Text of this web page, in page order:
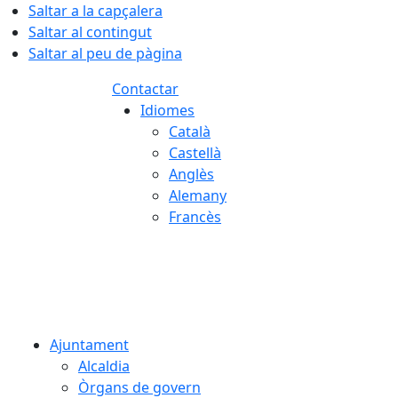
Saltar a la capçalera
Saltar al contingut
Saltar al peu de pàgina
Contactar
Idiomes
Català
Castellà
Anglès
Alemany
Francès
Ajuntament
Alcaldia
Òrgans de govern